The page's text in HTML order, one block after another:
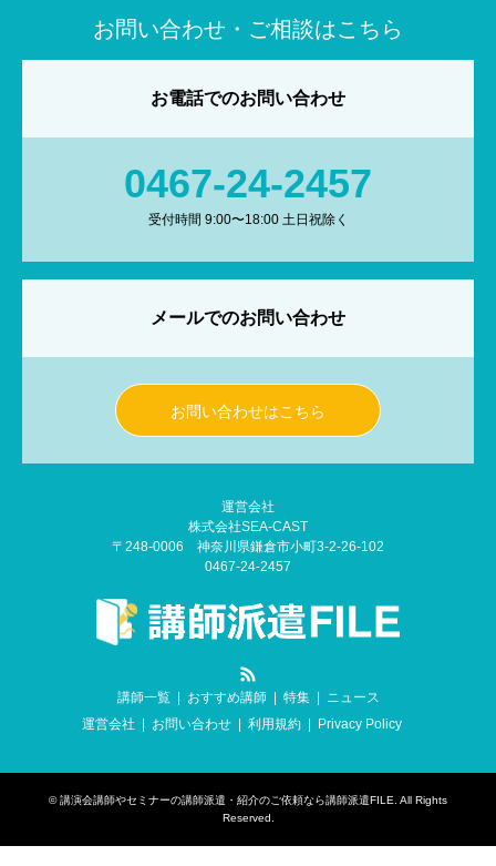
お問い合わせ・ご相談はこちら
お電話でのお問い合わせ
0467-24-2457
受付時間 9:00〜18:00 土日祝除く
メールでのお問い合わせ
お問い合わせはこちら
運営会社
株式会社SEA-CAST
〒248-0006 神奈川県鎌倉市小町3-2-26-102
0467-24-2457
講師一覧
おすすめ講師 特集
ニュース
運営会社
お問い合わせ 利用規約 Privacy Policy
©講演会講師やセミナーの講師派遣・紹介のご依頼なら講師派遣FILE . All Rights
Reserved.